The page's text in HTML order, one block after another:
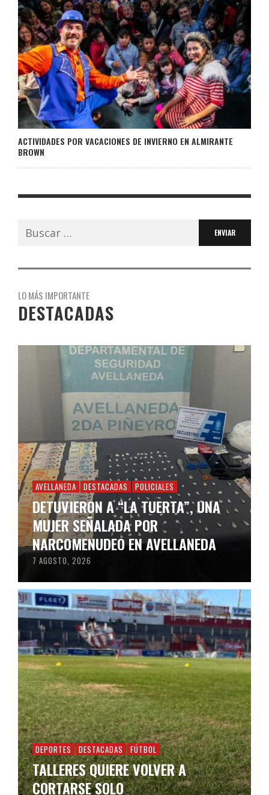
ACTIVIDADES POR VACACIONES DE INVIERNO EN ALMIRANTE
BROWN
Buscar:
LO MÁS IMPORTANTE
DESTACADAS
AVELLANEDA DESTACADAS POLICIALES
DETUVIERON A “LA TUERTA”, UNA
MUJER SEÑALADA POR
NARCOMENUDEO EN AVELLANEDA
7 AGOSTO, 2026
DEPORTES DESTACADAS FÚTBOL
TALLERES QUIERE VOLVER A
CORTARSE SOLO